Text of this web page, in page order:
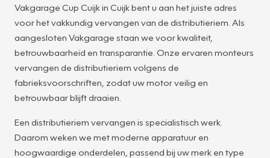
Vakgarage Cup Cuijk in Cuijk bent u aan het juiste adres
voor het vakkundig vervangen van de distributieriem. Als
aangesloten Vakgarage staan we voor kwaliteit,
betrouwbaarheid en transparantie. Onze ervaren monteurs
vervangen de distributieriem volgens de
fabrieksvoorschriften, zodat uw motor veilig en
betrouwbaar blijft draaien.
Een distributieriem vervangen is specialistisch werk.
Daarom weken we met moderne apparatuur en
hoogwaardige onderdelen, passend bij uw merk en type